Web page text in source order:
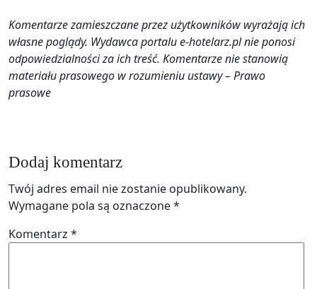
Komentarze zamieszczane przez użytkowników wyrażają ich
własne poglądy. Wydawca portalu e-hotelarz.pl nie ponosi
odpowiedzialności za ich treść. Komentarze nie stanowią
materiału prasowego w rozumieniu ustawy – Prawo
prasowe
Dodaj komentarz
Twój adres email nie zostanie opublikowany.
Wymagane pola są oznaczone*
Komentarz *